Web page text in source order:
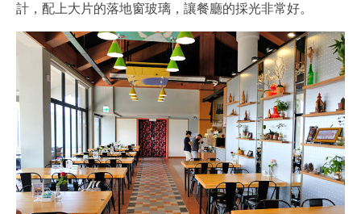
計，配上大片的落地窗玻璃，讓餐廳的採光非常好。